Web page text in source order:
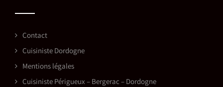
Contact
Cuisiniste Dordogne
Mentions légales
Cuisiniste Périgueux – Bergerac – Dordogne